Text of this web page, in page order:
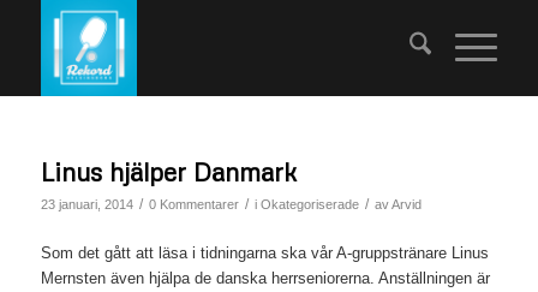
Linus hjälper Danmark
23 januari, 2014 / 0 Kommentarer / i Okategoriserade / avArvid
Som det gått att läsa i tidningarna ska vår A-gruppstränare Linus
Mernsten även hjälpa de danska herrseniorerna. Anställningen är